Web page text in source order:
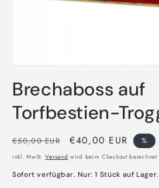
in
Modal
Brechaboss auf
Torfbestien-
Normaler
Preis
€50,00 EUR Verkaufspreis
€40,00 EUR %
inkl. MwSt.Versand wird beim Checkout berechnet
Sofort verfügbar. Nur: 1 Stück auf